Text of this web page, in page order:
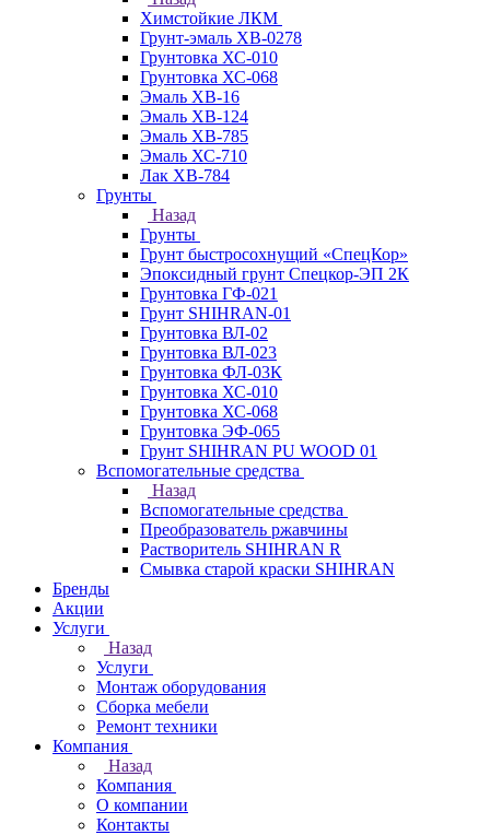
Химстойкие ЛКМ
Грунт-эмаль ХВ-0278
Грунтовка ХС-010
Грунтовка ХС-068
Эмаль ХВ-16
Эмаль ХВ-124
Эмаль ХВ-785
Эмаль ХС-710
Лак ХВ-784
Грунты
Назад
Грунты
Грунт быстросохнущий «СпецКор»
Эпоксидный грунт Спецкор-ЭП 2К
Грунтовка ГФ-021
Грунт SHIHRAN-01
Грунтовка ВЛ-02
Грунтовка ВЛ-023
Грунтовка ФЛ-03К
Грунтовка ХС-010
Грунтовка ХС-068
Грунтовка ЭФ-065
Грунт SHIHRAN PU WOOD 01
Вспомогательные средства
Назад
Вспомогательные средства
Преобразователь ржавчины
Растворитель SHIHRAN R
Смывка старой краски SHIHRAN
Бренды
Акции
Услуги
Назад
Услуги
Монтаж оборудования
Сборка мебели
Ремонт техники
Компания
Назад
Компания
О компании
Контакты